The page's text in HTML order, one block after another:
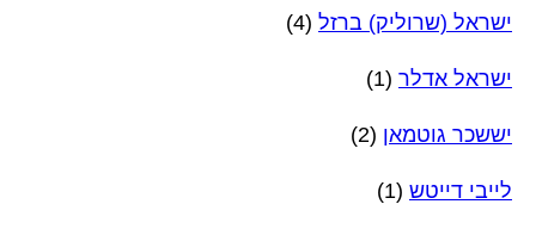
ישראל (שרוליק) ברזל (4)
ישראל אדלר (1)
יששכר גוטמאן (2)
לייבי דייטש (1)